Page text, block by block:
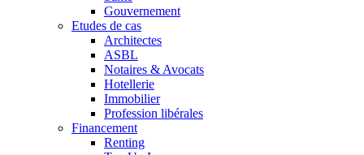
Gouvernement
Etudes de cas
Architectes
ASBL
Notaires & Avocats
Hotellerie
Immobilier
Profession libérales
Financement
Renting